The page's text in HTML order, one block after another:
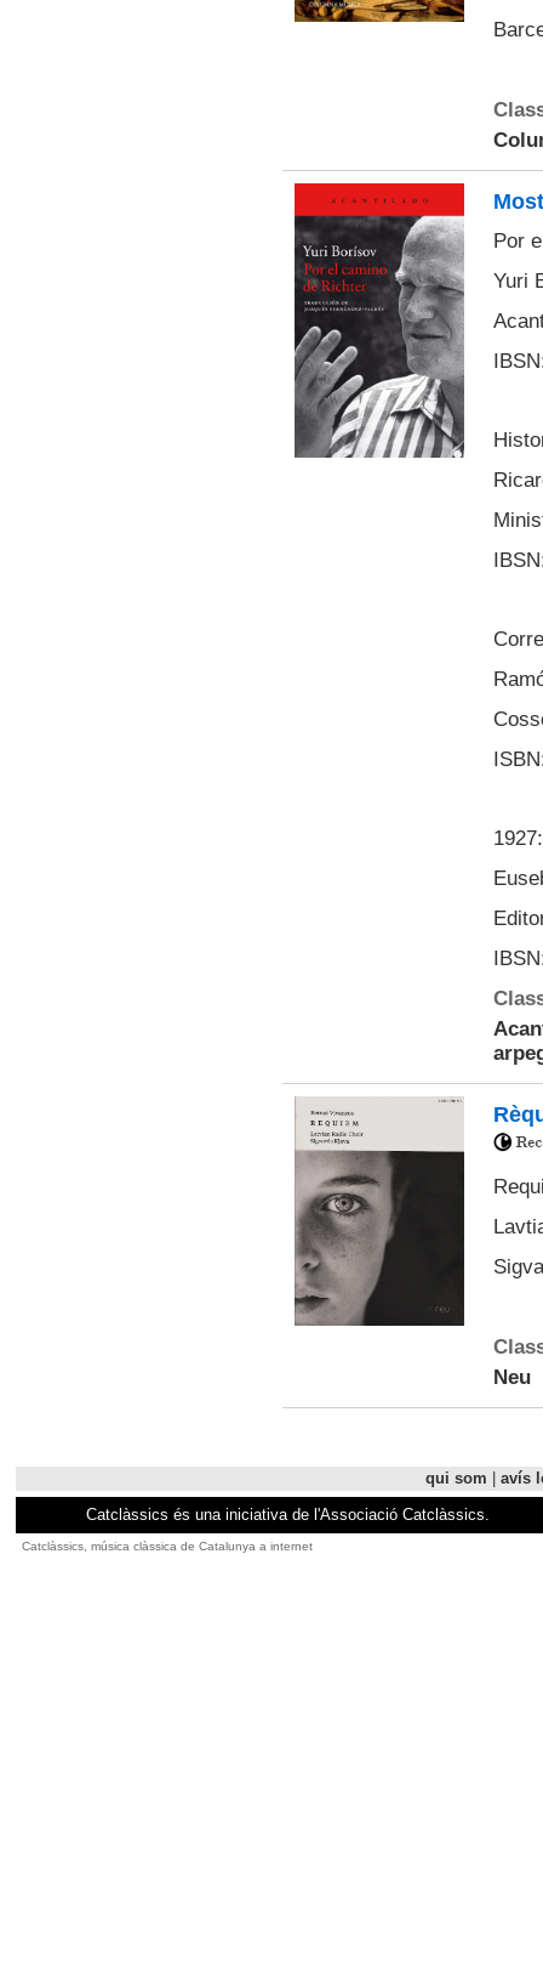
Por
Yuri
Neu
qui som | avís
Catclàssics és una iniciativa de l'Associació Catclàssics.
Catclàssics, música clàssica de Catalunya a internet